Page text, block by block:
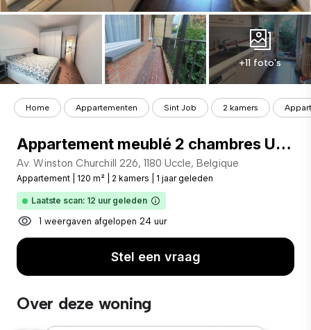
+11 foto's
Home Appartementen Sint Job 2 kamers
Appartement meublé 2 chambres Uccle
Av. Winston Churchill 226, 1180 Uccle, Belgique
Appartement 120 m² 2 kamers 1 jaar geleden
Laatste scan: 12 uur geleden
1 weergaven afgelopen 24 uur
Stel een vraag
Over deze woning